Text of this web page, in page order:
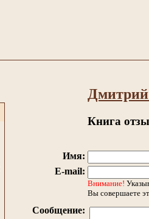
Книга
Имя:
E-mail:
Внимание!
Вы совершаете
Сообщение: